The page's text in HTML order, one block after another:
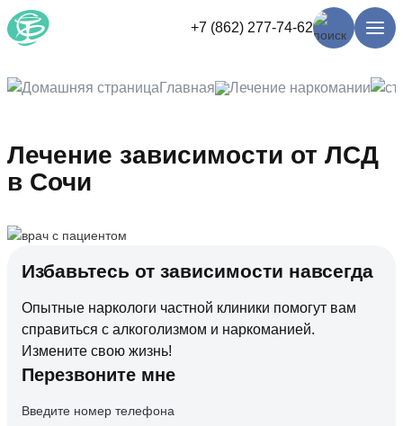
+7 (862) 277-74-62
Главная Лечение наркомании
Лечение зависимости от ЛСД
в Сочи
Избавьтесь от зависимости навсегда
Опытные наркологи частной клиники помогут вам
справиться с алкоголизмом и наркоманией.
Измените свою жизнь!
Перезвоните мне
Введите номер телефона